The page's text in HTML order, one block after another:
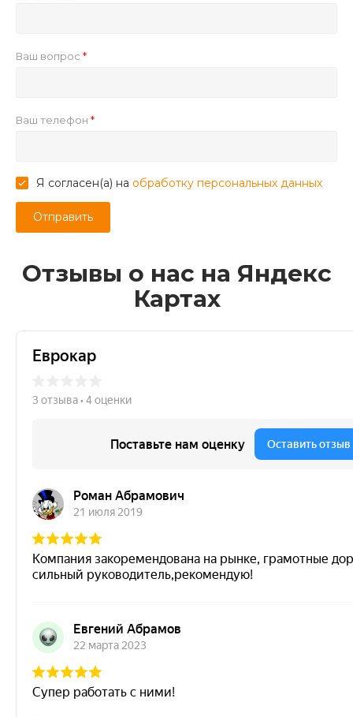
Ваш вопрос
Ваш телефон
Я согласен(а) на обработку персональных данных
Отзывы о нас на Яндекс
Картах